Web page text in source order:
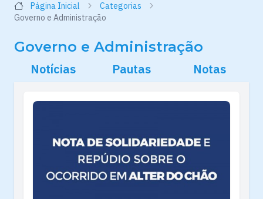
Página Inicial
Categorias
Governo e Administração
Governo e Administração
Notícias Pautas Notas